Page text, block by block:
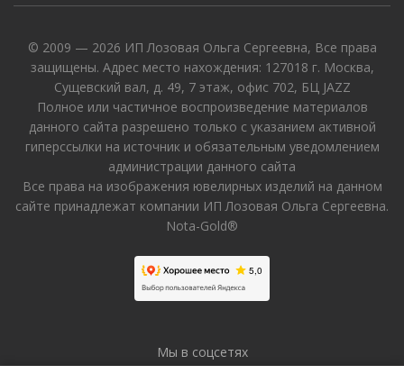
© 2009 — 2026 ИП Лозовая Ольга Сергеевна, Все права
защищены. Адрес место нахождения: 127018 г. Москва,
Сущевский вал, д. 49, 7 этаж, офис 702, БЦ JAZZ
Полное или частичное воспроизведение материалов
данного сайта разрешено только с указанием активной
гиперссылки на источник и обязательным уведомлением
администрации данного сайта
Все права на изображения ювелирных изделий на данном
сайте принадлежат компании ИП Лозовая Ольга Сергеевна.
Nota-Gold®
Мы в соцсетях